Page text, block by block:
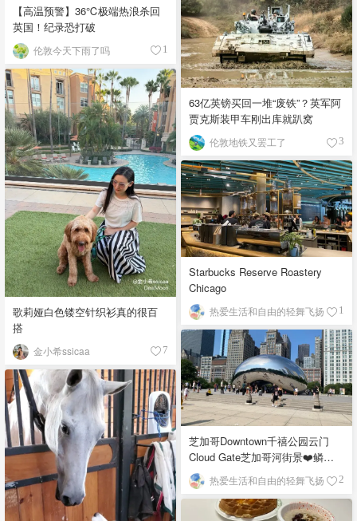
【高温预警】36℃极端热浪杀回
英国！纪录恐打破
伦敦今天下雨了吗 1
63亿英镑买回一堆“废铁”？英军阿
贾克斯装甲车刚出库就趴窝
伦敦地铁又罢工了 3
歌莉娅白色镂空针织衫真的很百
搭
金小希ssicaa 7
Starbucks Reserve Roastery
Chicago
热爱生活和自由的轻舞飞扬 1
芝加哥Downtown千禧公园云门
Cloud Gate芝加哥河街景❤️鳞次
栉比的高楼
热爱生活和自由的轻舞飞扬 2